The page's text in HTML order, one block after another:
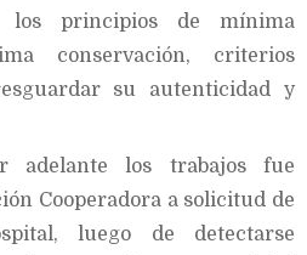
los principios de mínima
conservación, criterios
su autenticidad y
adelante los trabajos fue
Cooperadora a solicitud de
luego de detectarse